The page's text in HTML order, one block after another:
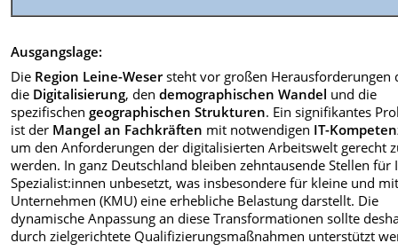
Ausgangslage:
Die Region Leine-Wesersteht vor großen Herausforderungen
die Digitalisierung, dendemographischen Wandel und die
spezifischengeographischen Strukturen. Ein signifikantes
ist der Mangel an Fachkräften mit notwendigen IT-
um den Anforderungen der digitalisierten Arbeitswelt gerecht
werden. In ganz Deutschland bleiben zehntausende Stellen für
Spezialist:innen unbesetzt, was insbesondere für kleine und
Unternehmen (KMU) eine erhebliche Belastung darstellt. Die
dynamische Anpassung an diese Transformationen sollte
durch zielgerichtete Qualifizierungsmaßnahmen unterstützt